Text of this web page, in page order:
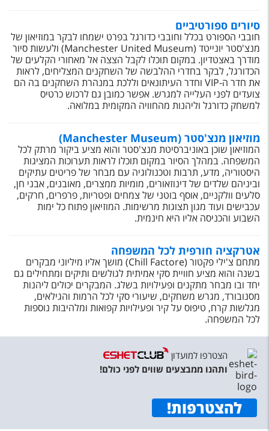
שירות לקוחות
טופס צור קשר
תקנון
נגישות
סיורים ספורטיביים
חובבי הספורט בכלל וחובבי כדורגל בפרט ישמחו לבקר במוזיאון של
מנצ'סטר יונייטד (Manchester United Museum) ולעשות סיור
מודרך באצטדיון. במקום תוכלו לקבל הצצה אל מאחורי הקלעים של
הכדורגל, לבקר בחדרי ההלבשה של השחקנים המצליחים, לראות
את חדר ה-VIP וחדר העיתונאים וללכת במנהרת השחקנים בה הם
צועדים לפני העלייה למגרש. אפשר כמובן גם לרכוש כרטיס
למשחק כדורגל וליהנות מהחוויה המקומית במלואה.
מוזיאון מנצ'סטר (Manchester Museum)
המוזיאון שוכן באוניברסיטת מנצ'סטר והוא מציע ביקור מרתק לכל
המשפחה. במהלך הסיור במקום תוכלו לראות תערוכות המציגות
היסטוריה, מדע, תרבות וטכנולוגיה עם מבחר של פריטים עתיקים
וביניהם שלדים של דינוזאורים, מומיות ממצרים, מאובנים, אבני חן,
סלעים וולקניים, אוסף בוטני של צמחים ופטריות, פרפרים, חרקים,
עכבישים ועוד מגון תצוגות מרשימות. המוזיאון פתוח כל ימות
השבוע והכניסה אליו היא חינמית.
אטרקציה חורפית לכל המשפחה
מתחם צ'ילי פקטור (Chill Factore) מושך אליו מיליוני מבקרים
בשנה והוא מציע חוויית סקי אמיתית לגולשים ותיקים ומתחילים גם
יחד ובו מבחר מתקנים ופעילויות בשלג. המבקרים יכולים ליהנות
מסנובורד, מגרש משחקים, שיעורי סקי לכל הרמות והגילאים,
מגלשות קרח, טיפוס על קיר ופעילויות קפואות ומלהיבות נוספות
לכל המשפחה.
הצטרפו למועדון
ותהנו ממבצעים שווים לפני כולם!
להצטרפות!